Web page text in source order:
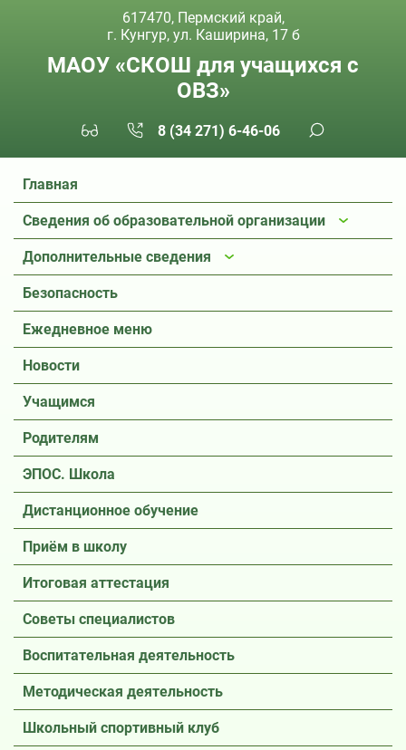
617470, Пермский край,
г. Кунгур, ул. Каширина, 17 б
МАОУ «СКОШ для учащихся с
ОВЗ»
8 (34 271) 6-46-06
Главная
Сведения об образовательной организации
Дополнительные сведения
Безопасность
Ежедневное меню
Новости
Учащимся
Родителям
ЭПОС. Школа
Дистанционное обучение
Приём в школу
Итоговая аттестация
Советы специалистов
Воспитательная деятельность
Методическая деятельность
Школьный спортивный клуб